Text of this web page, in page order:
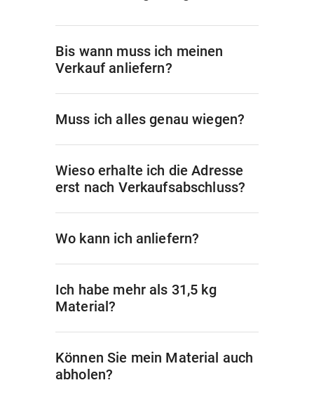
Bis wann muss ich meinen
Verkauf anliefern?
Muss ich alles genau wiegen?
Wieso erhalte ich die Adresse
erst nach Verkaufsabschluss?
Wo kann ich anliefern?
Ich habe mehr als 31,5 kg
Material?
Können Sie mein Material auch
abholen?